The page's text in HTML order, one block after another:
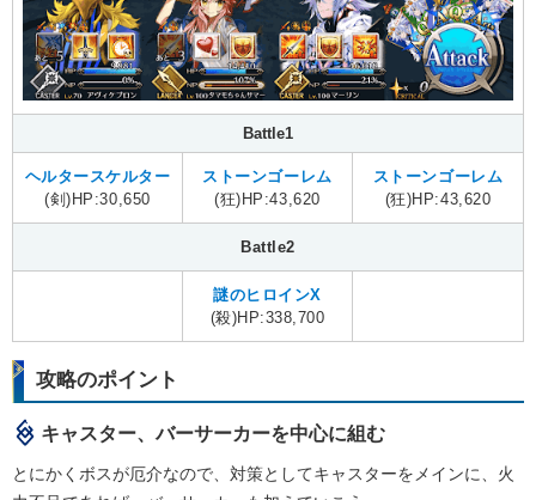
Battle1
ヘルタースケルター
(剣)HP:30,650
ストーンゴーレム
(狂)HP:43,620
ストーンゴーレム
(狂)HP:43,620
Battle2
謎のヒロインX
(殺)HP:338,700
攻略のポイント
キャスター、バーサーカーを中心に組む
とにかくボスが厄介なので、対策としてキャスターをメインに、火